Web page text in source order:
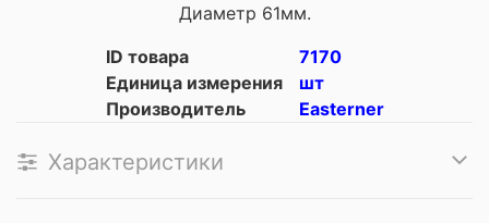
Диаметр 61мм.
ID товара
7170
Единица измерения
шт
Производитель
Easterner
Характеристики